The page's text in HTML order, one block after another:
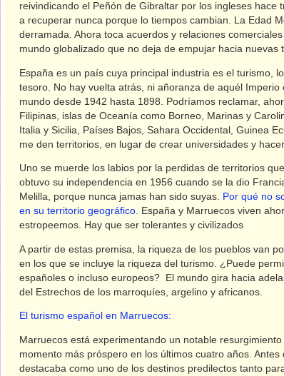
reivindicando el Peñón de Gibraltar por los ingleses
a recuperar nunca porque lo tiempos cambian. La Edad
derramada. Ahora toca acuerdos y relaciones
mundo globalizado que no deja de empujar hacia nuevas
España es un país cuya principal industria es el turismo,
tesoro. No hay vuelta atrás, ni añoranza de aquél
mundo desde 1942 hasta 1898. Podríamos reclamar,
Filipinas, islas de Oceanía como Borneo, Marinas y
Italia y Sicilia, Países Bajos, Sahara Occidental, Guinea
me den territorios, en lugar de crear universidades y
Uno se muerde los labios por la perdidas de territorios
obtuvo su independencia en 1956 cuando se la dio
Melilla, porque nunca jamas han sido suyas. Por qué no
en su territorio geográfico. España y Marruecos viven
estropeemos. Hay que ser tolerantes y civilizados
A partir de estas premisa, la riqueza de los pueblos van
en los que se incluye la riqueza del turismo. ¿Puede
españoles o incluso europeos? El mundo gira hacia
del Estrechos de los marroquíes, argelino y africanos.
El turismo español en Marruecos:
Marruecos está experimentando un notable resurgimiento
momento más próspero en los últimos cuatro años.
destacaba como uno de los destinos predilectos tanto